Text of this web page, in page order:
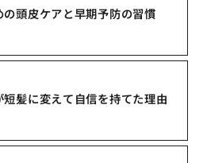
頭皮ケアと早期予防の習慣
髪に変えて自信を持てた理由